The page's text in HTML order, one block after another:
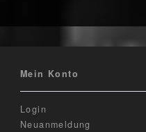
Mein Konto
Login
Neuanmeldung